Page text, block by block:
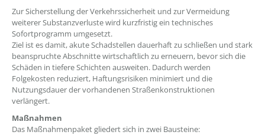
Zur Sicherstellung der Verkehrssicherheit und zur Vermeidung
weiterer Substanzverluste wird kurzfristig ein technisches
Sofortprogramm umgesetzt.
Ziel ist es damit, akute Schadstellen dauerhaft zu schließen und stark
beanspruchte Abschnitte wirtschaftlich zu erneuern, bevor sich die
Schäden in tiefere Schichten ausweiten. Dadurch werden
Folgekosten reduziert, Haftungsrisiken minimiert und die
Nutzungsdauer der vorhandenen Straßenkonstruktionen
verlängert.
Maßnahmen
Das Maßnahmenpaket gliedert sich in zwei Bausteine: